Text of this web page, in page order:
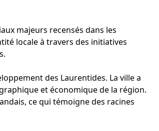
majeurs recensés dans les
locale à travers des initiatives
des Laurentides. La ville a
et économique de la région.
ce qui témoigne des racines